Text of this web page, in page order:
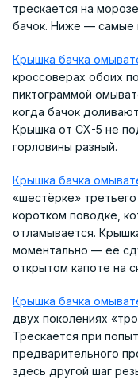
трескается на
бачок. Ниже — самые
Крышка бачка
кроссоверах обоих
пиктограммой
когда бачок
Крышка от CX-5 не
горловины разный.
Крышка бачка
«шестёрке»
коротком поводке,
отламывается.
моментально — её
открытом капоте на
Крышка бачка
двух поколениях
Трескается при
предварительного
здесь другой шаг